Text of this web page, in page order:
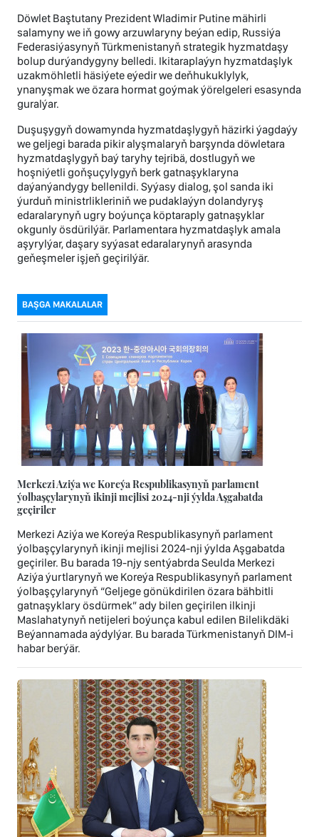
Döwlet Baştutany Prezident Wladimir Putine mähirli
salamyny we iň gowy arzuwlaryny beýan edip, Russiýa
Federasiýasynyň Türkmenistanyň strategik hyzmatdaşy
bolup durýandygyny belledi. Ikitaraplaýyn hyzmatdaşlyk
uzakmöhletli häsiýete eýedir we deňhukuklylyk,
ynanyşmak we özara hormat goýmak ýörelgeleri esasynda
guralýar.
Duşuşygyň dowamynda hyzmatdaşlygyň häzirki ýagdaýy
we geljegi barada pikir alyşmalaryň barşynda döwletara
hyzmatdaşlygyň baý taryhy tejribä, dostlugyň we
hoşniýetli goňşuçylygyň berk gatnaşyklaryna
daýanýandygy bellenildi. Syýasy dialog, şol sanda iki
ýurduň ministrlikleriniň we pudaklaýyn dolandyryş
edaralarynyň ugry boýunça köptaraply gatnaşyklar
okgunly ösdürilýär. Parlamentara hyzmatdaşlyk amala
aşyrylýar, daşary syýasat edaralarynyň arasynda
geňeşmeler işjeň geçirilýär.
BAŞGA MAKALALAR
Merkezi Aziýa we Koreýa Respublikasynyň parlament
ýolbaşçylarynyň ikinji mejlisi 2024-nji ýylda Aşgabatda
geçiriler
Merkezi Aziýa we Koreýa Respublikasynyň parlament
ýolbaşçylarynyň ikinji mejlisi 2024-nji ýylda Aşgabatda
geçiriler. Bu barada 19-njy sentýabrda Seulda Merkezi
Aziýa ýurtlarynyň we Koreýa Respublikasynyň parlament
ýolbaşçylarynyň “Geljege gönükdirilen özara bähbitli
gatnaşyklary ösdürmek” ady bilen geçirilen ilkinji
Maslahatynyň netijeleri boýunça kabul edilen Bilelikdäki
Beýannamada aýdylýar. Bu barada Türkmenistanyň DIM-i
habar berýär.